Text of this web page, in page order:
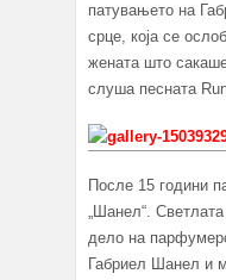
патувањето на
срце, која се
жената што
слуша песната
После 15 години
„Шанел“. Светлата
дело на
Габриел Шанел и